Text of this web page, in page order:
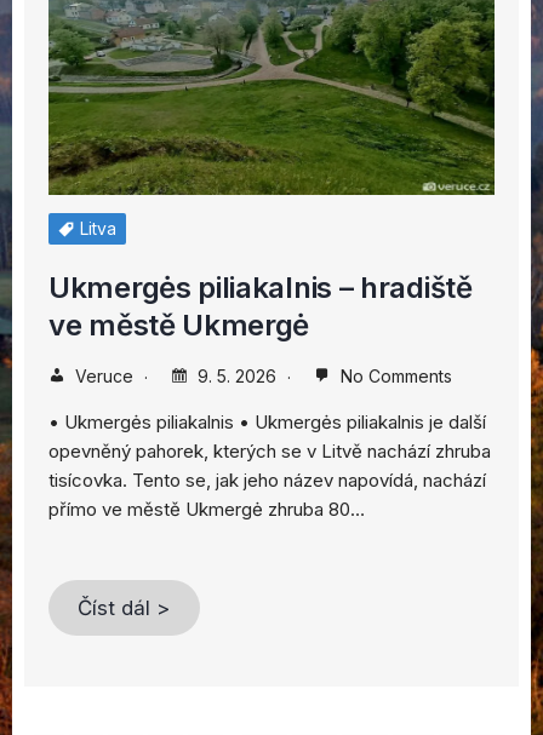
Litva
Ukmergės piliakalnis – hradiště
ve městě Ukmergė
Veruce 9. 5. 2026 No Comments
• Ukmergės piliakalnis • Ukmergės piliakalnis je další
opevněný pahorek, kterých se v Litvě nachází zhruba
tisícovka. Tento se, jak jeho název napovídá, nachází
přímo ve městě Ukmergė zhruba 80…
Číst dál >